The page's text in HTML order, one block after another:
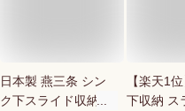
日本製 燕三条 シン
ク下スライド収納 2
【楽天1
下収納 ス